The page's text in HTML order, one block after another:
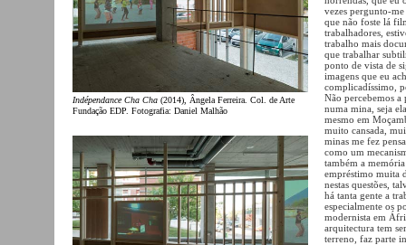
Indépendance Cha Cha (2014), Ângela Ferreira. Col. de Arte
Fundação EDP. Fotografia: Daniel Malhão
vezes pergunto-
que não foste lá
trabalhadores,
trabalho mais
que trabalhar
ponto de vista de
imagens que eu
complicadíssimo,
Não percebemos a
numa mina, seja
mesmo em
muito cansada,
minas me fez
como um
também a
empréstimo muita
nestas questões,
há tanta gente a
especialmente os
modernista em
arquitectura tem
terreno, faz parte